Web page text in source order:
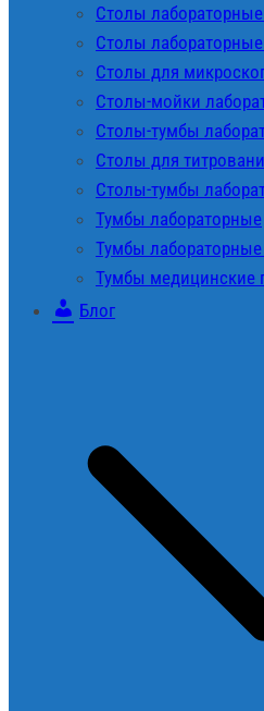
Столы лабораторные
Столы
Столы для
Столы-мойки
Столы-тумбы
Столы для
Столы-тумбы
Тумбы лабораторные
Тумбы лабораторные
Тумбы медицинские
Блог